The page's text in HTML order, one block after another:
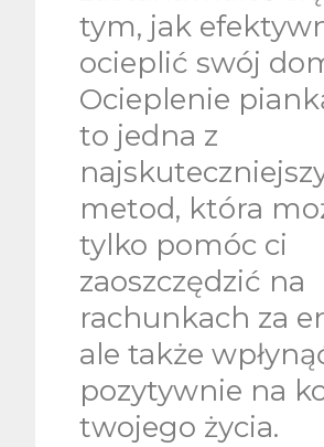
tym, jak
ocieplić swój
Ocieplenie
to jedna z
metod, która
tylko pomóc ci
zaoszczędzić na
rachunkach za
ale także
pozytywnie na
twojego życia.